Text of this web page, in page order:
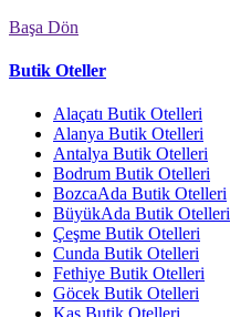
Başa Dön
Butik Oteller
Alaçatı Butik Otelleri
Alanya Butik Otelleri
Antalya Butik Otelleri
Bodrum Butik Otelleri
BozcaAda Butik Otelleri
BüyükAda Butik Otelleri
Çeşme Butik Otelleri
Cunda Butik Otelleri
Fethiye Butik Otelleri
Göcek Butik Otelleri